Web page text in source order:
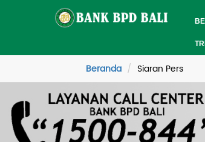
Beranda Siaran Pers